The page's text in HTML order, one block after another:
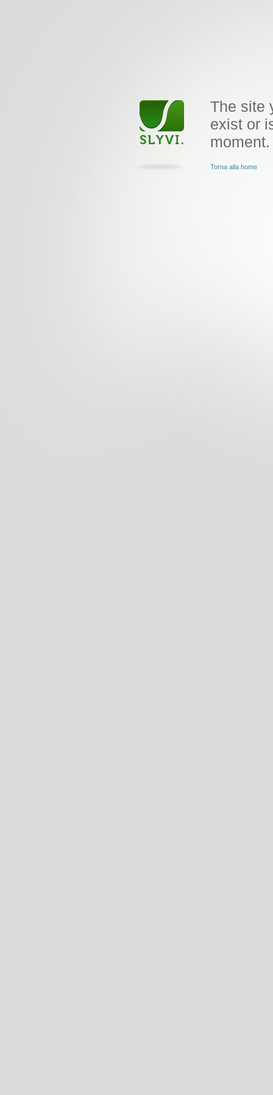
The site
exist or
moment.
Torna alla home